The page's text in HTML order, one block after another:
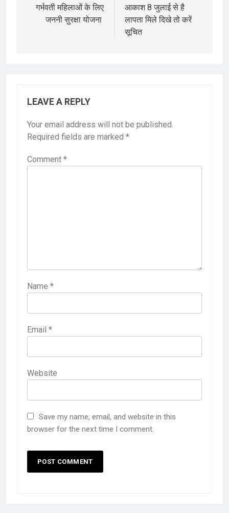
navigation
गर्भवती महिलाओं के लिए
जननी सुरक्षा योजना
आकाश 8 जुलाई से है
लापता मिले दिखे तो करें
सूचित
LEAVE A REPLY
Your email address will not be published.
Required fields are marked *
Comment *
Name *
Email *
Website
Save my name, email, and website in this
browser for the next time I comment.